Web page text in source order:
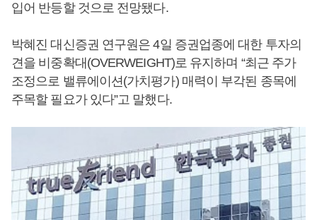
입어 반등할 것으로 전망됐다.
박혜진 대신증권 연구원은 4일 증권업종에 대한 투자의
견을 비중확대(OVERWEIGHT)로 유지하며 “최근 주가
조정으로 밸류에이션(가치평가) 매력이 부각된 종목에
주목할 필요가 있다”고 말했다.